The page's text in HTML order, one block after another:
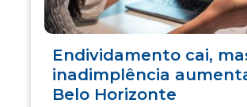
Endividamento cai,
inadimplência
Belo Horizonte